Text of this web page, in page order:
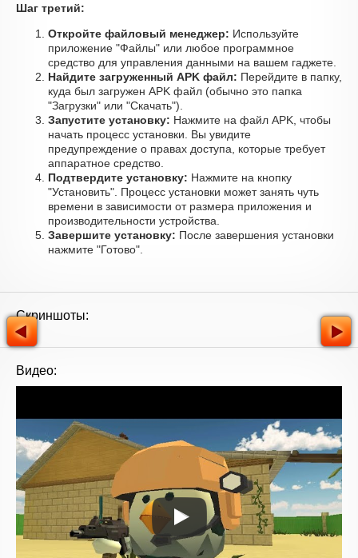
Шаг третий:
Откройте файловый менеджер: Используйте
приложение "Файлы" или любое программное
средство для управления данными на вашем гаджете.
Найдите загруженный APK файл: Перейдите в папку,
куда был загружен APK файл (обычно это папка
"Загрузки" или "Скачать").
Запустите установку: Нажмите на файл APK, чтобы
начать процесс установки. Вы увидите
предупреждение о правах доступа, которые требует
аппаратное средство.
Подтвердите установку: Нажмите на кнопку
"Установить". Процесс установки может занять чуть
времени в зависимости от размера приложения и
производительности устройства.
Завершите установку: После завершения установки
нажмите "Готово".
Скриншоты:
Видео: